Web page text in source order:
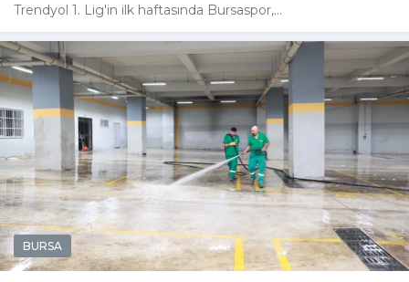
Trendyol 1. Lig'in ilk haftasında Bursaspor,...
BURSA